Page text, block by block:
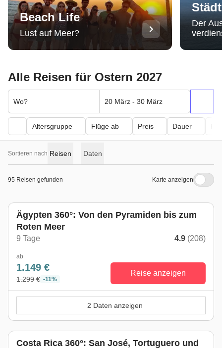
Beach Life
Lust auf Meer?
Der
Alle Reisen für Ostern 2027
Wo? 20 März - 30 März
Altersgruppe Flüge ab Preis Dauer
Sortieren nach Reisen Daten
95 Reisen gefunden Karte anzeigen
Ägypten 360°: Von den Pyramiden bis zum
Roten Meer
9 Tage 4.9 (208)
ab
1.149 €
1.299 € -11%
Reise anzeigen
2 Daten anzeigen
Costa Rica 360°: San José, Tortuguero und